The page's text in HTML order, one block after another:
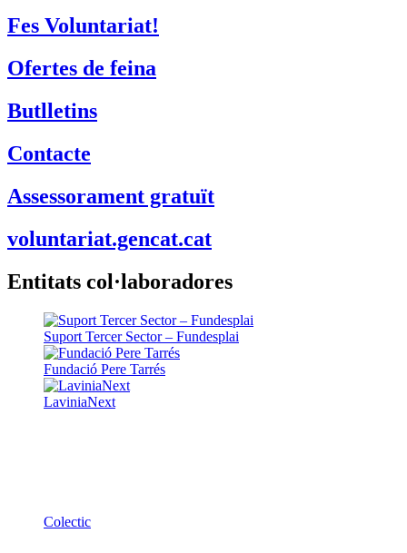
Fes Voluntariat!
Ofertes de feina
Butlletins
Contacte
Assessorament gratuït
voluntariat.gencat.cat
Entitats col·laboradores
Suport Tercer Sector – Fundesplai
Fundació Pere Tarrés
LaviniaNext
Colectic